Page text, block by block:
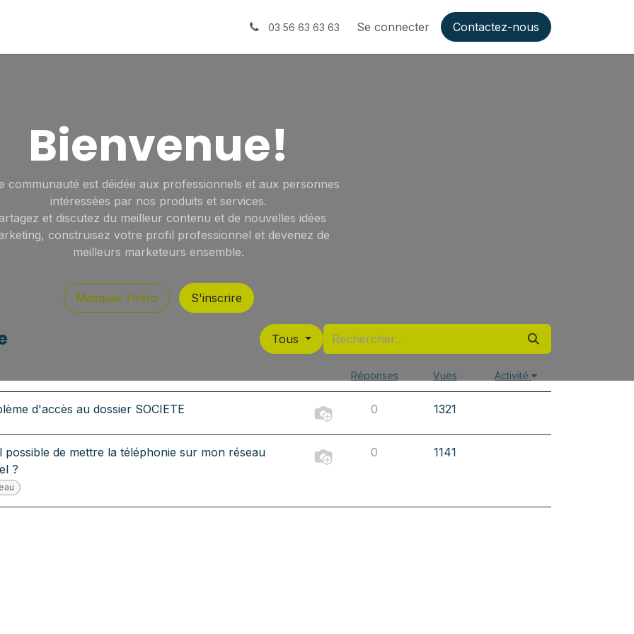
À propos d'Ellyos03 56 63 63 63 Se connecter Contactez-nous
Bienvenue!
communauté est déidée aux professionnels et aux personnes
intéressées par nos produits et services.
et discutez du meilleur contenu et de nouvelles idées
construisez votre profil professionnel et devenez de
meilleurs marketeurs ensemble.
Masquer l'intro S'inscrire
Tous
Réponses Vues Activité
d'accès au dossier SOCIETE 0 1321
possible de mettre la téléphonie sur mon réseau
?
0 1141